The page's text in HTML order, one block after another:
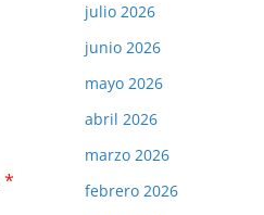
*
julio 2026
junio 2026
mayo 2026
abril 2026
marzo 2026
febrero 2026